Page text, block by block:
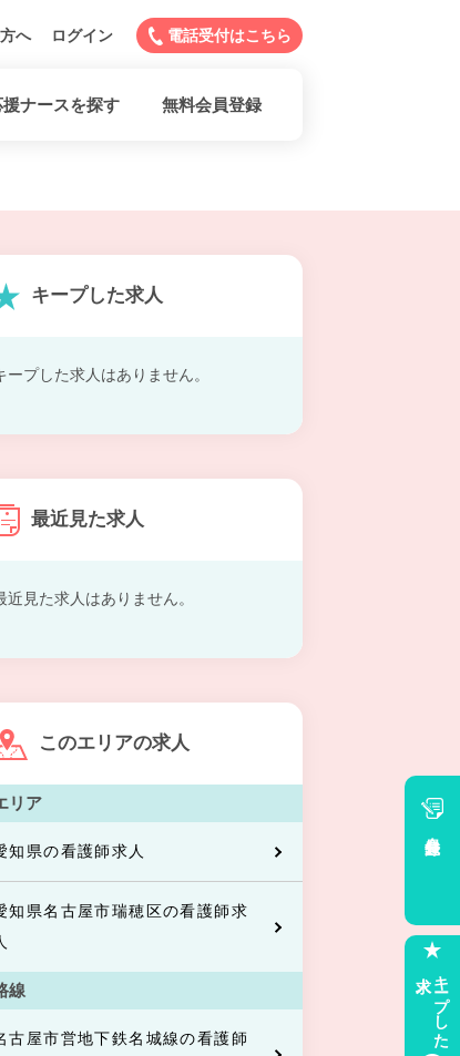
へ ログイン 電話受付はこちら
援ナースを探す 無料会員登録
キープした求人
ープした求人はありません。
最近見た求人
近見た求人はありません。
このエリアの求人
リア
知県の看護師求人
知県名古屋市瑞穂区の看護師求
線
古屋市営地下鉄名城線の看護師
キープした